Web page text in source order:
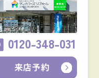
0120-348-031
来店予約